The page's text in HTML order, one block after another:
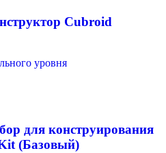
Cubroid
уровня
для конструирования
(Базовый)